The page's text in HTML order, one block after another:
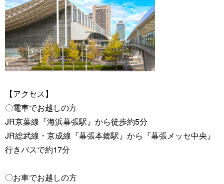
【アクセス】
〇電車でお越しの方
JR京葉線『海浜幕張駅』から徒歩約5分
JR総武線・京成線『幕張本郷駅』から『幕張メッセ中央』
行きバスで約17分
〇お車でお越しの方